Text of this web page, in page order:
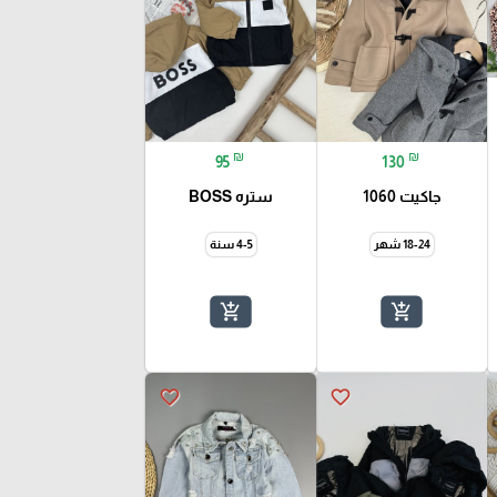
130 ₪
جاكيت 1060
18-24 شهر
add_shopping_cart
95 ₪
ستره BOSS
4-5 سنة
add_shopping_cart
favorite_border
favorite_border